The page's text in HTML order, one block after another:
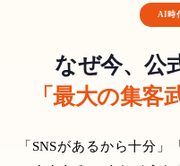
AI時
なぜ今、公
「最大の集客
「SNSがあるから十分